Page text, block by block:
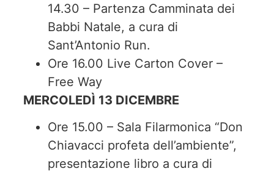
14.30 – Partenza Camminata dei
Babbi Natale, a cura di
Sant’Antonio Run.
Ore 16.00 Live Carton Cover –
Free Way
MERCOLEDÌ 13 DICEMBRE
Ore 15.00 – Sala Filarmonica “Don
Chiavacci profeta dell’ambiente”,
presentazione libro a cura di